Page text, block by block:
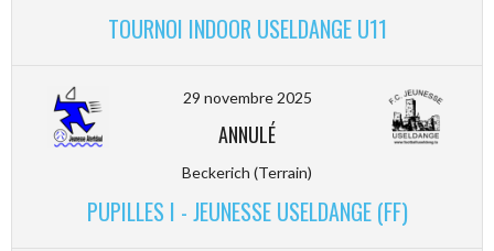
TOURNOI INDOOR USELDANGE U11
29 novembre 2025
ANNULÉ
Beckerich (Terrain)
PUPILLES I - JEUNESSE USELDANGE (FF)